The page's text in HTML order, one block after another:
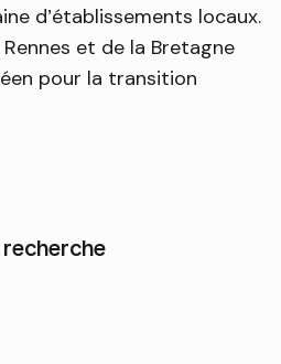
d’établissements locaux.
et de la Bretagne
pour la transition